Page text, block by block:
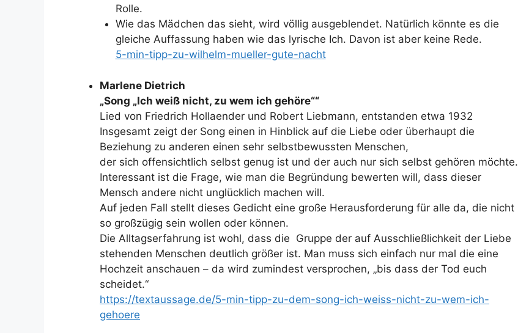
Rolle.
Wie das Mädchen das sieht, wird völlig ausgeblendet. Natürlich könnte es die
gleiche Auffassung haben wie das lyrische Ich. Davon ist aber keine Rede.
5-min-tipp-zu-wilhelm-mueller-gute-nacht
Marlene Dietrich
„Song „Ich weiß nicht, zu wem ich gehöre““
Lied von Friedrich Hollaender und Robert Liebmann, entstanden etwa 1932
Insgesamt zeigt der Song einen in Hinblick auf die Liebe oder überhaupt die
Beziehung zu anderen einen sehr selbstbewussten Menschen,
der sich offensichtlich selbst genug ist und der auch nur sich selbst gehören möchte.
Interessant ist die Frage, wie man die Begründung bewerten will, dass dieser
Mensch andere nicht unglücklich machen will.
Auf jeden Fall stellt dieses Gedicht eine große Herausforderung für alle da, die nicht
so großzügig sein wollen oder können.
Die Alltagserfahrung ist wohl, dass die Gruppe der auf Ausschließlichkeit der Liebe
stehenden Menschen deutlich größer ist. Man muss sich einfach nur mal die eine
Hochzeit anschauen – da wird zumindest versprochen, „bis dass der Tod euch
scheidet.“
https://textaussage.de/5-min-tipp-zu-dem-song-ich-weiss-nicht-zu-wem-ich-
gehoere